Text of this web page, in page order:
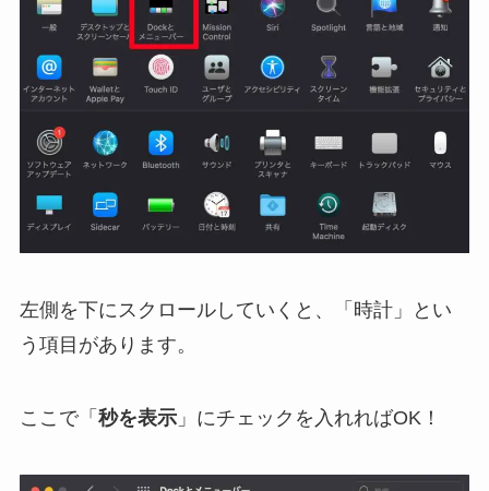
左側を下にスクロールしていくと、「時計」とい
う項目があります。
ここで「 秒を表示」にチェックを入れればOK！